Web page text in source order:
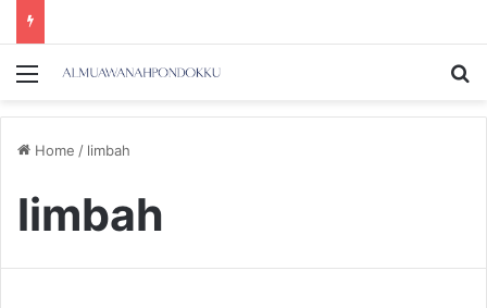
Menu
Home / limbah
limbah